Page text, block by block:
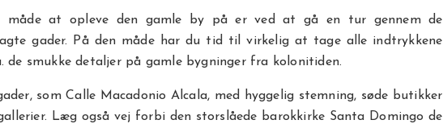
måde at opleve den gamle by på er ved at gå en tur gennem de
gader. På den måde har du tid til virkelig at tage alle indtrykkene
de smukke detaljer på gamle bygninger fra kolonitiden.
som Calle Macadonio Alcala, med hyggelig stemning, søde butikker
Læg også vej forbi den storslåede barokkirke Santa Domingo de